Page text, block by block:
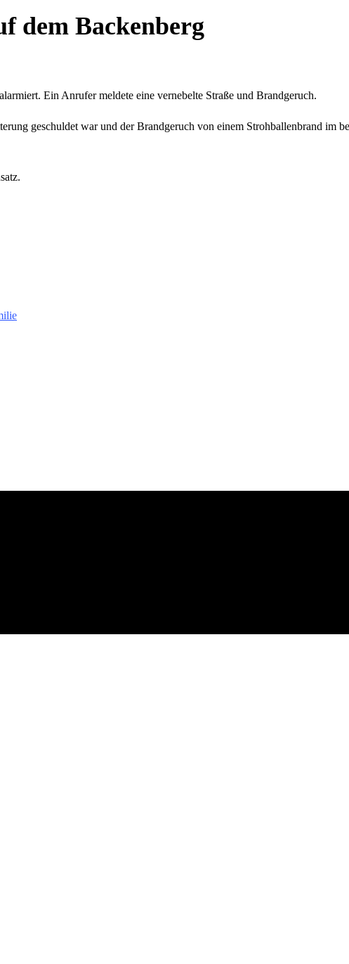
dem Backenberg
Ein Anrufer meldete eine vernebelte Straße und Brandgeruch.
geschuldet war und der Brandgeruch von einem Strohballenbrand im